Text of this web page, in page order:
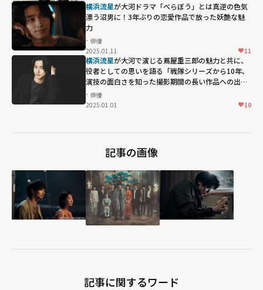
横浜流星が大河ドラマ「べらぼう」とは真逆の色気
漂う沼男に！3年ぶりの恋愛作品で放った妖艶な魅
力
俳優
2025.01.11
11
横浜流星が大河で演じる蔦屋重三郎の魅力と共に、
役者としての思いを語る「戦隊シリーズから10年、
演技の面白さを知った撮影期間の長い作品への出演
に運命を感じる」
俳優
2025.01.01
10
記事の画像
記事に関するワード